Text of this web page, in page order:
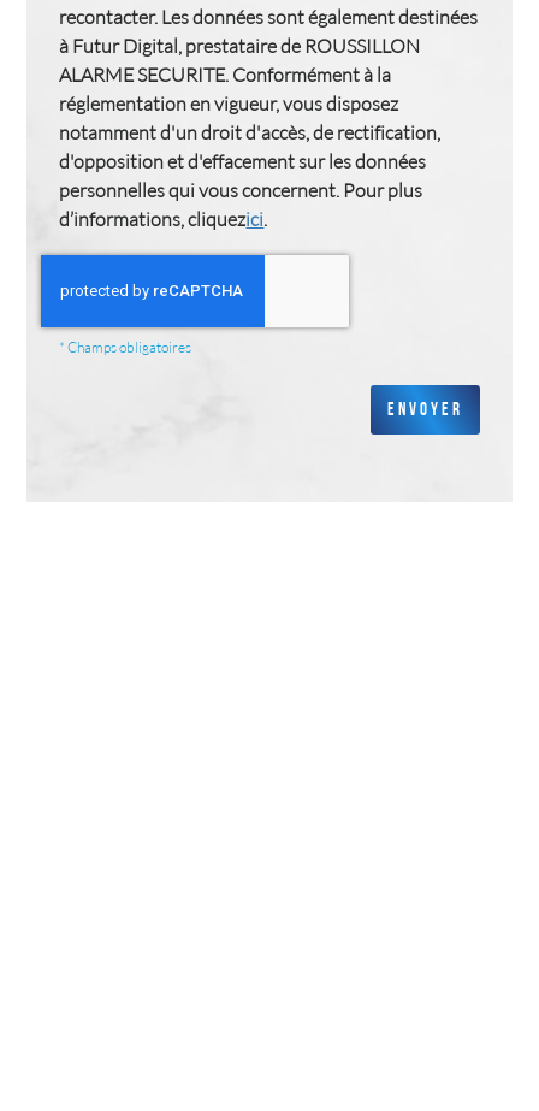
recontacter. Les données sont également destinées
à Futur Digital, prestataire de ROUSSILLON
ALARME SECURITE. Conformément à la
réglementation en vigueur, vous disposez
notamment d'un droit d'accès, de rectification,
d'opposition et d'effacement sur les données
personnelles qui vous concernent. Pour plus
d’informations, cliquezici.
*Champs obligatoires